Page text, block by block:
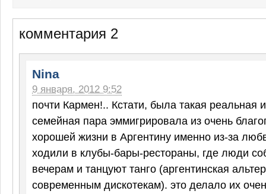
комментария 2
Nina
9 января, 2012 9:52
почти Кармен!.. Кстати, была такая реальная
семейная пара эммигрировала из очень
хорошей жизни в Аргентину именно из-за
ходили в клубы-бары-рестораны, где люди
вечерам и танцуют танго (аргентинская
современным дискотекам). это делало их